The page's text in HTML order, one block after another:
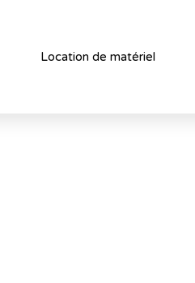
Location de matériel